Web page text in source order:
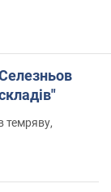
темряву,